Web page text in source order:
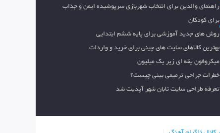
راهنمای والدین برای انتخاب شهربازی سرپوشیده ایمن و جذاب
برای کودکان
روش های جدید آموزشی برای پایه ششم ابتدایی
بهترین کالاهای سایت های چینی برای خرید و واردات
میکروفون یقه ای زیر یک میلیون
خطرات جراحی ترمیمی بینی چیست؟
تعرفه طراحی سایت تابان شهر آپدیت شد